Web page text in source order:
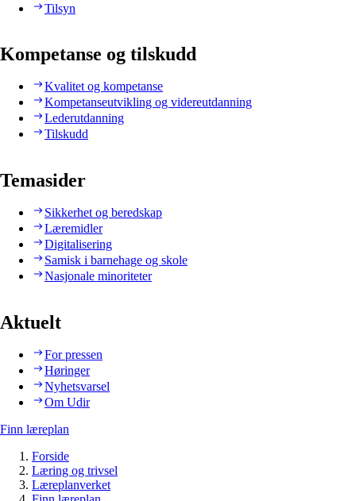
Tilsyn
Kompetanse og tilskudd
Kvalitet og kompetanse
Kompetanseutvikling og videreutdanning
Lederutdanning
Tilskudd
Temasider
Sikkerhet og beredskap
Læremidler
Digitalisering
Samisk i barnehage og skole
Nasjonale minoriteter
Aktuelt
For pressen
Høringer
Nyhetsvarsel
Om Udir
Finn læreplan
Forside
Læring og trivsel
Læreplanverket